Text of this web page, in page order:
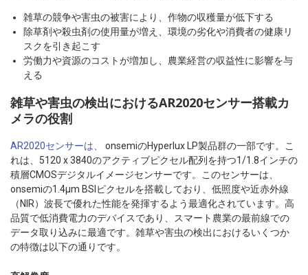
雑草の競争や害虫の被害により、作物の収穫量が低下する
除草剤や殺虫剤の使用量が増え、環境の劣化や消費者の健康リ
スクを引き起こす
労働力や資源のコストが増加し、農業経営の収益性に影響を与
える
雑草や害虫の検出におけるAR2020センサー搭載カ
メラの役割
AR2020センサーは、
onsemiのHyperlux LP製品群の一部です。こ
れは、5120 x 3840のアクティブピクセル配列を持つ1/1.8インチの
積層CMOSデジタルイメージセンサーです。このセンサーは、
onsemiの1.4μm BSIピクセルを搭載しており、低照度や近赤外線
（NIR）波長で優れた性能を発揮するよう最適化されています。高
品質で低消費電力のデバイスであり、スマート農業の最前線での
データ取り込みに最適です。雑草や害虫の検出におけるいくつか
の特徴は以下の通りです。